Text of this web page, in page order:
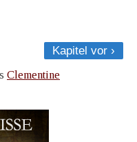
Kapitel vor ›
Clementine